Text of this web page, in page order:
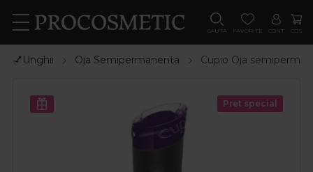
CAUTA FAVORITE CONT COS
💅Unghii Oja Semipermanenta Cupio Oja
Pret special